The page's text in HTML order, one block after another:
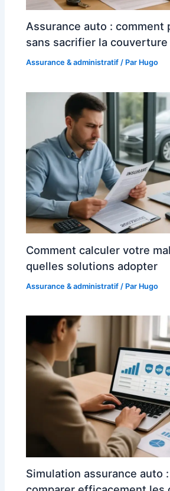
Assurance auto : comment
sans sacrifier la couverture
Assurance & administratif / Par Hugo
Comment calculer votre
quelles solutions adopter
Assurance & administratif / Par Hugo
Simulation assurance auto